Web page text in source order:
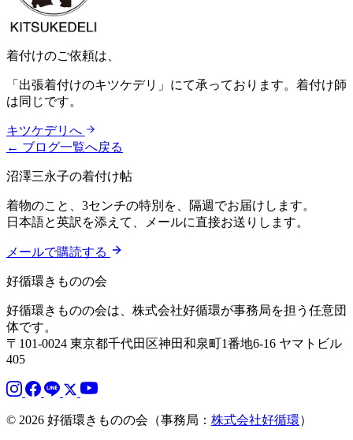
着付けのご依頼は、
「出張着付けのキツケデリ」にて承っております。着付け師
は同じです。
キツケデリへ
← ブログ一覧へ戻る
沼澤三永子の着付け帖
着物のこと、3センチの特別を、隔週でお届けします。
日本語と英訳を添えて、メールに直接お送りします。
メールで購読する
好循環きものの会
好循環きものの会は、株式会社好循環が事務局を担う任意団
体です。
〒101-0024 東京都千代田区神田和泉町1番地6-16 ヤマトビル
405
© 2026 好循環きものの会（事務局： 株式会社好循環）